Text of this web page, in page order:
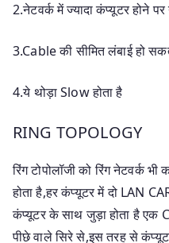
2.नेटवर्क में ज्यादा कंप्यूटर होने
3.Cable की सीमित लंबाई हो
4.ये थोड़ा Slow होता है
RING TOPOLOGY
रिंग टोपोलॉजी को रिंग नेटवर्क भी
होता है,हर कंप्यूटर में दो LAN
कंप्यूटर के साथ जुड़ा होता है एक
पीछे वाले सिरे से,इस तरह से